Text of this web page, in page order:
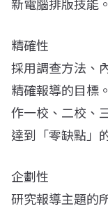
精確性
採用調查方法、
精確報導的目標
作一校、二校、
達到「零缺點」
企劃性
研究報導主題的